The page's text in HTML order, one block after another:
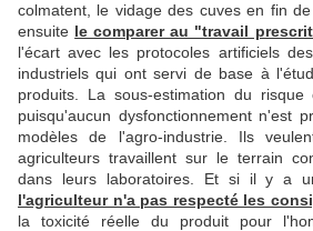
colmatent, le vidage des cuves en fin
ensuite le comparer au "travail
l'écart avec les protocoles artificiels
industriels qui ont servi de base à
produits. La sous-estimation du
puisqu'aucun dysfonctionnement n'est
modèles de l'agro-industrie. Ils
agriculteurs travaillent sur le terrain
dans leurs laboratoires. Et si il y a
l'agriculteur n'a pas respecté les
la toxicité réelle du produit pour